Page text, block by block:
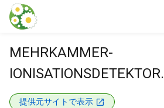
本文に飛ぶ
MEHRKAMMER-
IONISATIONSDETEKTOR.
提供元サイトで表示